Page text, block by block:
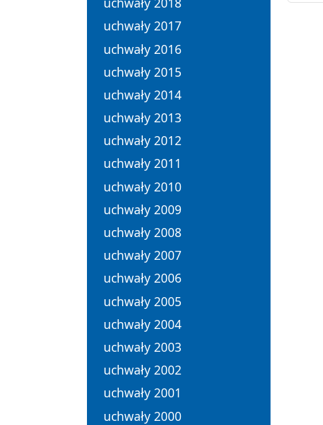
uchwały 2017
uchwały 2016
uchwały 2015
uchwały 2014
uchwały 2013
uchwały 2012
uchwały 2011
uchwały 2010
uchwały 2009
uchwały 2008
uchwały 2007
uchwały 2006
uchwały 2005
uchwały 2004
uchwały 2003
uchwały 2002
uchwały 2001
uchwały 2000